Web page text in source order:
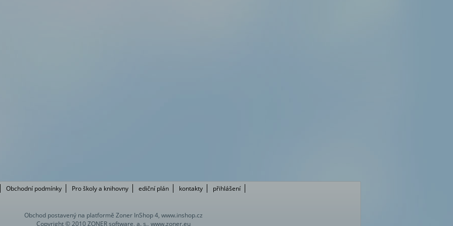
Obchodní podmínky Pro školy a knihovny ediční plán kontakty přihlášení
Obchod postavený na platformě Zoner InShop 4, www.inshop.cz
Copyright © 2010 ZONER software, a. s., www.zoner.eu